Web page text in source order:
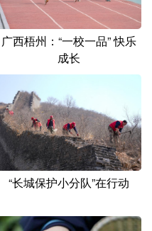
广西梧州：“一校一品” 快乐
成长
“长城保护小分队”在行动